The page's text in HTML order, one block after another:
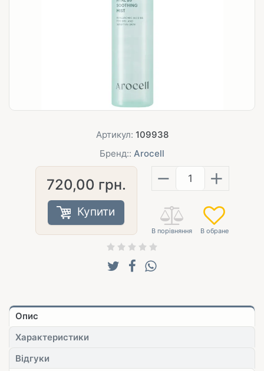
Артикул: 109938
Бренд:: Arocell
720,00 грн.
Купити
− +
Опис
Характеристики
Відгуки